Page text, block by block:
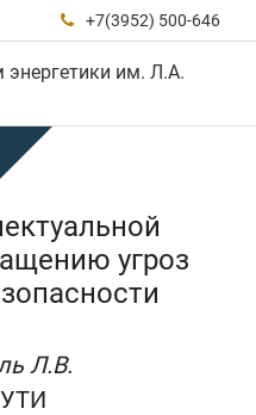
 +7(3952) 500-646
энергетики им. Л.А.
угроз
Л.В.